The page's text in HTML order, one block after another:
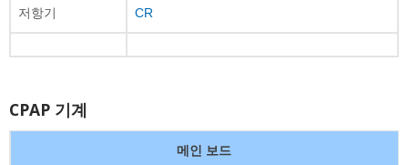
저항기 CR
CPAP 기계
메인 보드